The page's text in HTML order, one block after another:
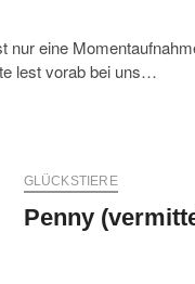
eine
lest vorab bei uns…
GLÜCKSTIERE
Penny